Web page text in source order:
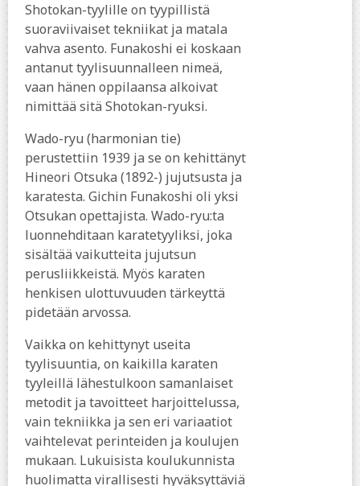
Shotokan-tyylille on tyypillistä
suoraviivaiset tekniikat ja matala
vahva asento. Funakoshi ei koskaan
antanut tyylisuunnalleen nimeä,
vaan hänen oppilaansa alkoivat
nimittää sitä Shotokan-ryuksi.
Wado-ryu (harmonian tie)
perustettiin 1939 ja se on kehittänyt
Hineori Otsuka (1892-) jujutsusta ja
karatesta. Gichin Funakoshi oli yksi
Otsukan opettajista. Wado-ryu:ta
luonnehditaan karatetyyliksi, joka
sisältää vaikutteita jujutsun
perusliikkeistä. Myös karaten
henkisen ulottuvuuden tärkeyttä
pidetään arvossa.
Vaikka on kehittynyt useita
tyylisuuntia, on kaikilla karaten
tyyleillä lähestulkoon samanlaiset
metodit ja tavoitteet harjoittelussa,
vain tekniikka ja sen eri variaatiot
vaihtelevat perinteiden ja koulujen
mukaan. Lukuisista koulukunnista
huolimatta virallisesti hyväksyttäviä